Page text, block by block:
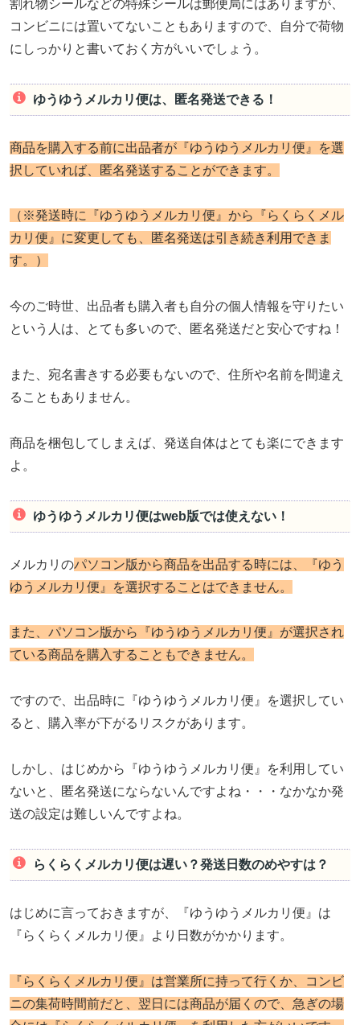
割れ物シールなどの特殊シールは郵便局にはありますが、
コンビニには置いてないこともありますので、自分で荷物
にしっかりと書いておく方がいいでしょう。
ゆうゆうメルカリ便は、匿名発送できる！
商品を購入する前に出品者が『ゆうゆうメルカリ便』を選
択していれば、匿名発送することができます。
（※発送時に『ゆうゆうメルカリ便』から『らくらくメル
カリ便』に変更しても、匿名発送は引き続き利用できま
す。）
今のご時世、出品者も購入者も自分の個人情報を守りたい
という人は、とても多いので、匿名発送だと安心ですね！
また、宛名書きする必要もないので、住所や名前を間違え
ることもありません。
商品を梱包してしまえば、発送自体はとても楽にできます
よ。
ゆうゆうメルカリ便はweb版では使えない！
メルカリのパソコン版から商品を出品する時には、『ゆう
ゆうメルカリ便』を選択することはできません。
また、パソコン版から『ゆうゆうメルカリ便』が選択され
ている商品を購入することもできません。
ですので、出品時に『ゆうゆうメルカリ便』を選択してい
ると、購入率が下がるリスクがあります。
しかし、はじめから『ゆうゆうメルカリ便』を利用してい
ないと、匿名発送にならないんですよね・・・なかなか発
送の設定は難しいんですよね。
らくらくメルカリ便は遅い？発送日数のめやすは？
はじめに言っておきますが、『ゆうゆうメルカリ便』は
『らくらくメルカリ便』より日数がかかります。
『らくらくメルカリ便』は営業所に持って行くか、コンビ
ニの集荷時間前だと、翌日には商品が届くので、急ぎの場